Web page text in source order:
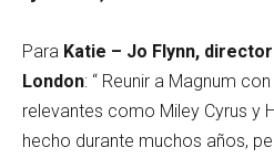
Para Katie – Jo Flynn,
London: “ Reunir a Magnum
relevantes como Miley Cyrus y
hecho durante muchos años,